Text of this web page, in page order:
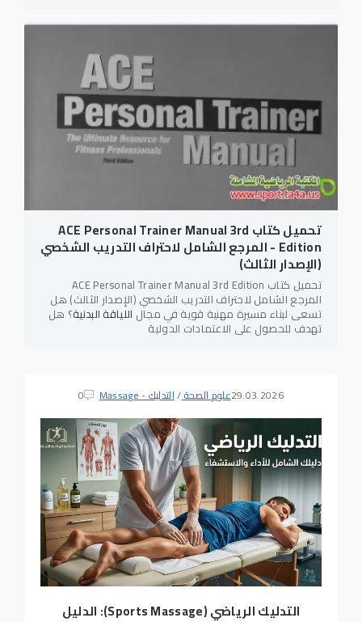
تحميل كتاب ACE Personal Trainer Manual 3rd
Edition - المرجع الشامل لاحتراف التدريب الشخصي
(الإصدار الثالث)
تحميل كتاب ACE Personal Trainer Manual 3rd Edition
المرجع الشامل لاحتراف التدريب الشخصي (الإصدار الثالث) هل
تسعى لبناء مسيرة مهنية قوية في مجال اللياقة البدنية؟ هل
تهدف للحصول على الاعتمادات الدولية
29.03.2026علوم الصحة/التدليك - Massage 0
التدليك الرياضي (Sports Massage): الدليل